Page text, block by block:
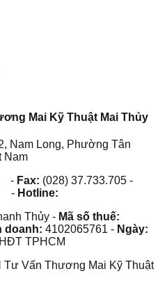
Mai Kỹ Thuật Mai Thủy
Nam Long, Phường Tân
Nam
- Fax: (028) 37.733.705 -
- Hotline:
Thủy - Mã số thuế:
doanh: 4102065761 - Ngày:
TPHCM
Tư Vấn Thương Mai Kỹ Thuật